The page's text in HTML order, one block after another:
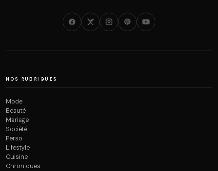
NOS RUBRIQUES
Mode
Beauté
Mariage
Société
Perso
Lifestyle
Cuisine
Chroniques